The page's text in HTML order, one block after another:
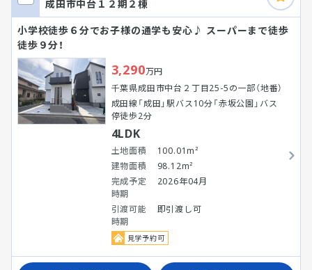
成田市中台１２期２棟
小学校徒歩６分でお子様の通学も安心♪ スーパーまで徒歩
徒歩９分！
3,290万円
千葉県成田市中台２丁目25-5の一部（地番）
成田線「成田」駅バス10分「赤坂公園」バス
停徒歩2分
4LDK
土地面積
100.01m²
建物面積
98.12m²
完成予定
時期
2026年04月
引渡可能
時期
即引渡し可
見学予約可